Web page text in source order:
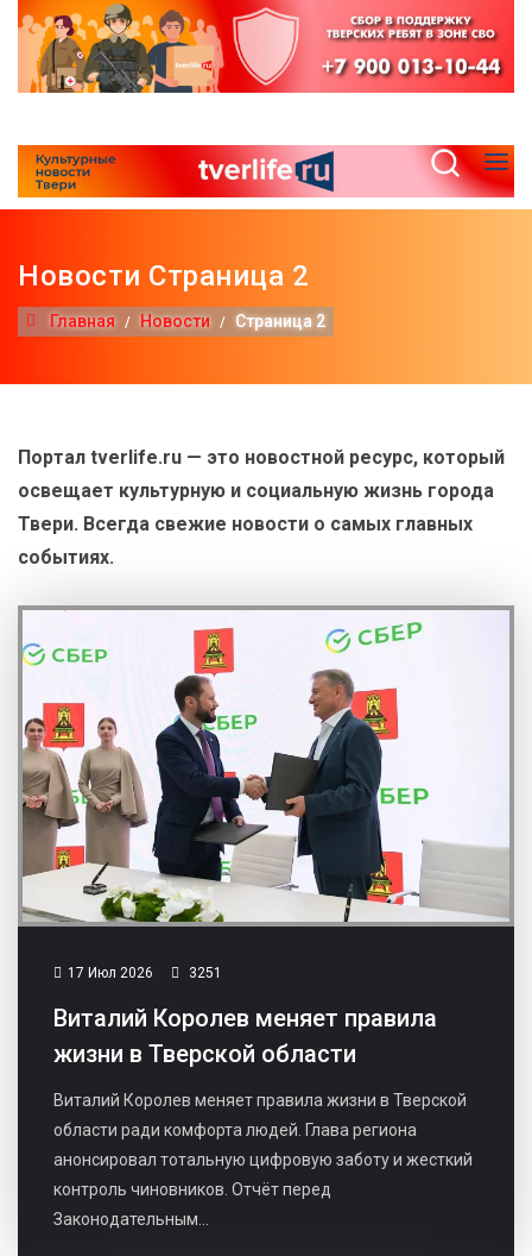
Новости Страница 2
Главная Новости Страница 2
Портал tverlife.ru — это новостной ресурс, который
освещает культурную и социальную жизнь города
Твери. Всегда свежие новости о самых главных
событиях.
17 Июл 2026 3251
Виталий Королев меняет правила
жизни в Тверской области
Виталий Королев меняет правила жизни в Тверской
области ради комфорта людей. Глава региона
анонсировал тотальную цифровую заботу и жесткий
контроль чиновников. Отчёт перед
Законодательным...